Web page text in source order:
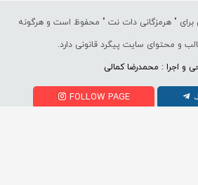
" هرمزگانی دات نت " محفوظ است و هرگونه
و محتوای سایت پیگرد قانونی دارد.
و اجرا : محمدرضا کمالی
FOLLOW PAGE